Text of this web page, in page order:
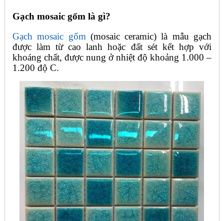
Gạch mosaic gốm là gì?
Gạch mosaic gốm(mosaic ceramic) là mẫu gạch
được làm từ cao lanh hoặc đất sét kết hợp với
khoáng chất, được nung ở nhiệt độ khoảng 1.000 –
1.200 độ C.